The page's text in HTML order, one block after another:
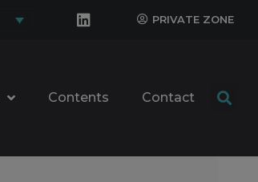
PRIVATE ZONE
Contents Contact